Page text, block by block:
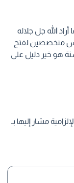
الله جل جلاله
متخصصين لفتح
هو خير دليل على
مشار إليها بـ